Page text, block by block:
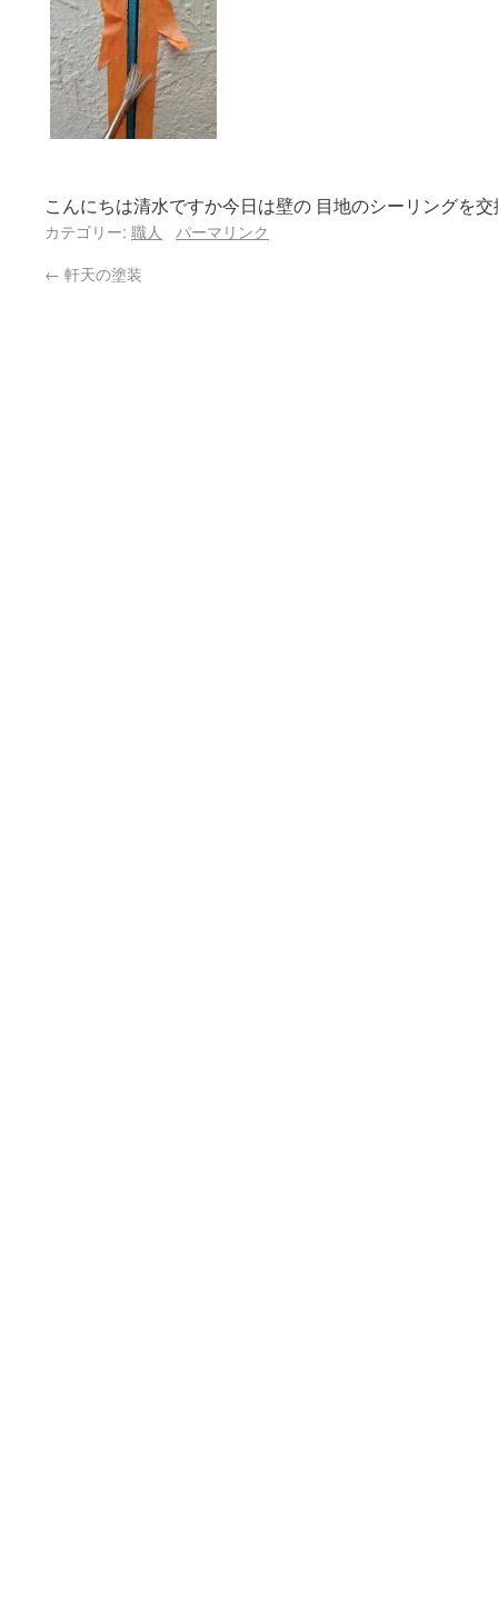
こんにちは清水ですか今日は壁の 目地のシーリングを
カテゴリー: 職人
パーマリンク
← 軒天の塗装